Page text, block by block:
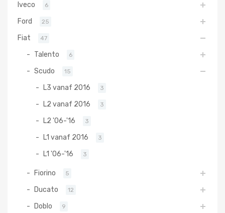
Iveco 6
Ford 25
Fiat 47
Talento 6
Scudo 15
L3 vanaf 2016 3
L2 vanaf 2016 3
L2 '06-'16 3
L1 vanaf 2016 3
L1 '06-'16 3
Fiorino 5
Ducato 12
Doblo 9